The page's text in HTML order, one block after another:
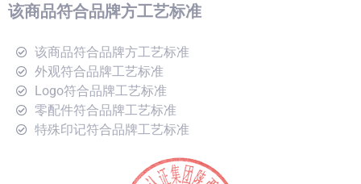
该商品符合品牌方工艺标准
该商品符合品牌方工艺标准
外观符合品牌工艺标准
Logo符合品牌工艺标准
零配件符合品牌工艺标准
特殊印记符合品牌工艺标准